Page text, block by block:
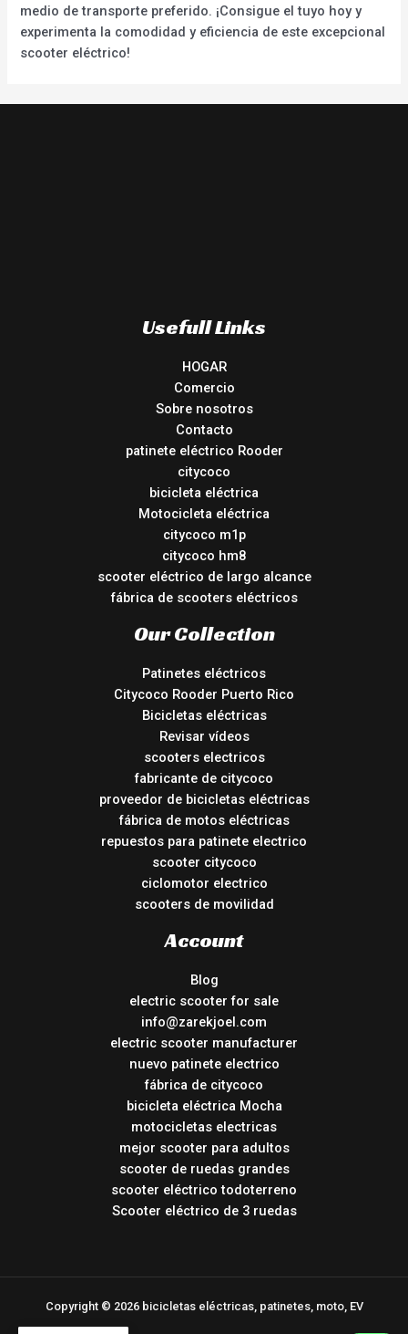
medio de transporte preferido. ¡Consigue el tuyo hoy y
experimenta la comodidad y eficiencia de este excepcional
scooter eléctrico!
Usefull Links
HOGAR
Comercio
Sobre nosotros
Contacto
patinete eléctrico Rooder
citycoco
bicicleta eléctrica
Motocicleta eléctrica
citycoco m1p
citycoco hm8
scooter eléctrico de largo alcance
fábrica de scooters eléctricos
Our Collection
Patinetes eléctricos
Citycoco Rooder Puerto Rico
Bicicletas eléctricas
Revisar vídeos
scooters electricos
fabricante de citycoco
proveedor de bicicletas eléctricas
fábrica de motos eléctricas
repuestos para patinete electrico
scooter citycoco
ciclomotor electrico
scooters de movilidad
Account
Blog
electric scooter for sale
info@zarekjoel.com
electric scooter manufacturer
nuevo patinete electrico
fábrica de citycoco
bicicleta eléctrica Mocha
motocicletas electricas
mejor scooter para adultos
scooter de ruedas grandes
scooter eléctrico todoterreno
Scooter eléctrico de 3 ruedas
Copyright © 2026 bicicletas eléctricas, patinetes, moto, EV